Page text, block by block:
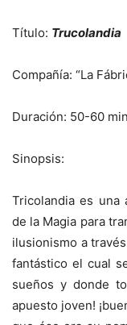
Título: Trucolandia
Compañía: “La
Duración: 50-60
Sinopsis:
Tricolandia es una
de la Magia para
ilusionismo a
fantástico el cual
sueños y donde
apuesto joven!